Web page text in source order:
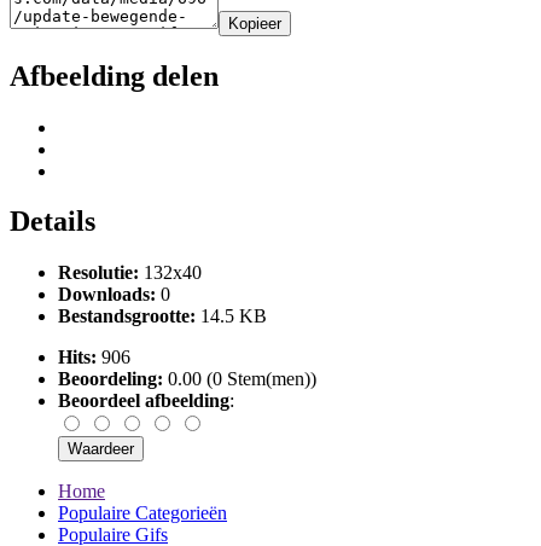
Kopieer
Afbeelding delen
Details
Resolutie: 132x40
Downloads: 0
Bestandsgrootte: 14.5 KB
Hits: 906
Beoordeling: 0.00 (0 Stem(men))
Beoordeel afbeelding:
Home
Populaire Categorieën
Populaire Gifs